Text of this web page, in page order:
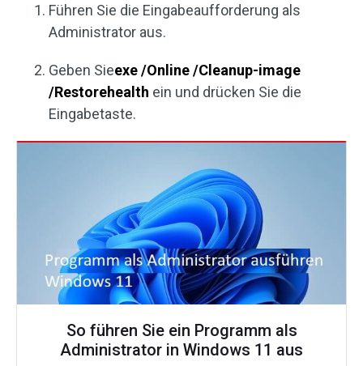
Führen Sie die Eingabeaufforderung als
Administrator aus.
Geben Sieexe /Online /Cleanup-image
/Restorehealth ein und drücken Sie die
Eingabetaste.
So führen Sie ein Programm als
Administrator in Windows 11 aus